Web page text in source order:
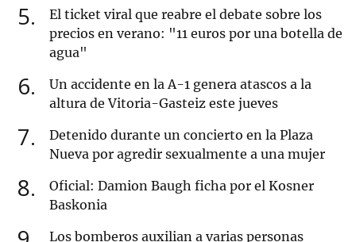
5
El ticket viral que reabre el debate sobre los
precios en verano: "11 euros por una botella de
agua"
6
Un accidente en la A-1 genera atascos a la
altura de Vitoria-Gasteiz este jueves
7
Detenido durante un concierto en la Plaza
Nueva por agredir sexualmente a una mujer
8
Oficial: Damion Baugh ficha por el Kosner
Baskonia
Los bomberos auxilian a varias personas